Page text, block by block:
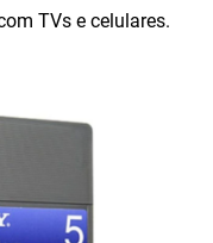
TVs e celulares.